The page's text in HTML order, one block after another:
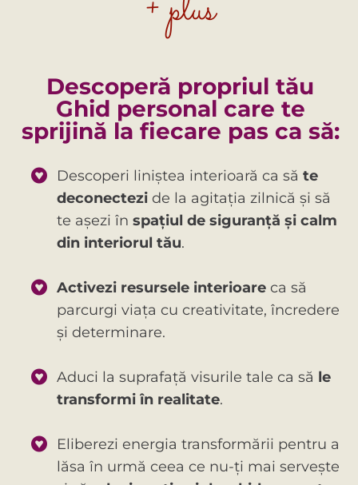
Descoperă propriul tău
Ghid personal care te
sprijină la fiecare pas ca să:
Descoperi liniștea interioară ca să te
deconectezi de la agitația zilnică și să
te așezi în spațiul de siguranță și calm
din interiorul tău.
Activezi resursele interioare ca să
parcurgi viața cu creativitate, încredere
și determinare.
Aduci la suprafață visurile tale ca să le
transformi în realitate.
Eliberezi energia transformării pentru a
lăsa în urmă ceea ce nu-ți mai servește